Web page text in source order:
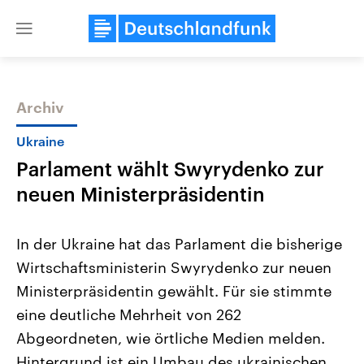
Close
Themen
Landtagswahl Sachsen-Anhalt
2026
Alle Informationen
Sachsen-Anhalt wählt am 6.
September 2026 einen neuen
Landtag. Seit 2021 wird das
Bundesland von einer Koalition aus
USA
Aktuelle Beiträge,
Hintergründe
Wirtschaftlich und
gehören die Vereinigten
den mächtigsten Ländern
mit großem Einfluss auf
Archiv
Ukraine
Parlament wählt Swyrydenko zur
neuen Ministerpräsidentin
In der Ukraine hat das Parlament die bisherige
Wirtschaftsministerin Swyrydenko zur neuen
Ministerpräsidentin gewählt. Für sie stimmte
eine deutliche Mehrheit von 262
Abgeordneten, wie örtliche Medien melden.